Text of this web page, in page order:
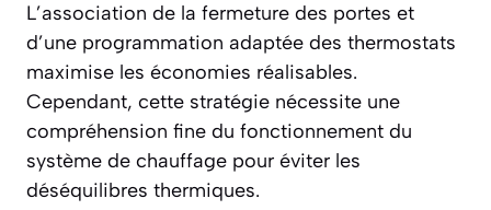
L’association de la fermeture des portes et
d’une programmation adaptée des thermostats
maximise les économies réalisables.
Cependant, cette stratégie nécessite une
compréhension fine du fonctionnement du
système de chauffage pour éviter les
déséquilibres thermiques.